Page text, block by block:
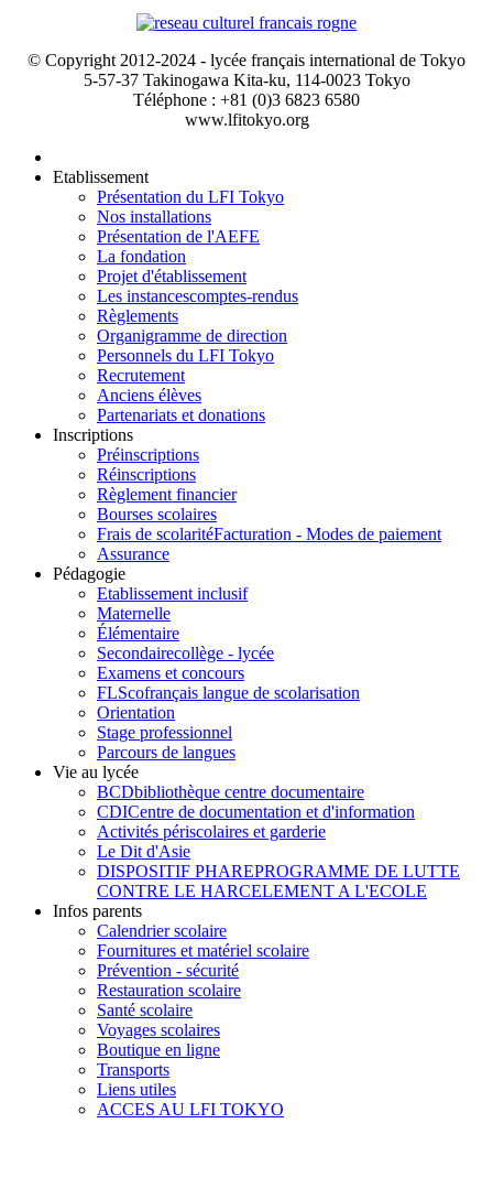
© Copyright 2012-2024 - lycée français international de Tokyo
5-57-37 Takinogawa Kita-ku, 114-0023 Tokyo
Téléphone : +81 (0)3 6823 6580
www.lfitokyo.org
Etablissement
Présentation du LFI Tokyo
Nos installations
Présentation de l'AEFE
La fondation
Projet d'établissement
Les instancescomptes-rendus
Règlements
Organigramme de direction
Personnels du LFI Tokyo
Recrutement
Anciens élèves
Partenariats et donations
Inscriptions
Préinscriptions
Réinscriptions
Règlement financier
Bourses scolaires
Frais de scolaritéFacturation - Modes de paiement
Assurance
Pédagogie
Etablissement inclusif
Maternelle
Élémentaire
Secondairecollège - lycée
Examens et concours
FLScofrançais langue de scolarisation
Orientation
Stage professionnel
Parcours de langues
Vie au lycée
BCDbibliothèque centre documentaire
CDICentre de documentation et d'information
Activités périscolaires et garderie
Le Dit d'Asie
DISPOSITIF PHAREPROGRAMME DE LUTTE
CONTRE LE HARCELEMENT A L'ECOLE
Infos parents
Calendrier scolaire
Fournitures et matériel scolaire
Prévention - sécurité
Restauration scolaire
Santé scolaire
Voyages scolaires
Boutique en ligne
Transports
Liens utiles
ACCES AU LFI TOKYO